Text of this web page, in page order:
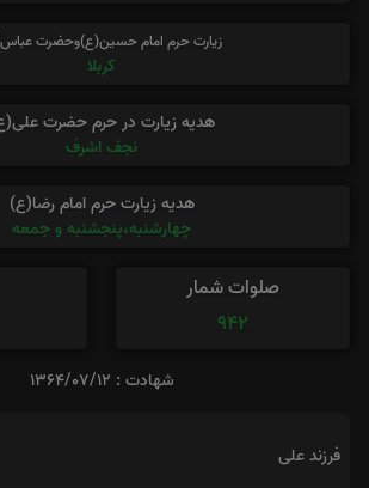
زیارت حرم امام حسین(ع)وحضرت
کربلا
هدیه زیارت در حرم حضرت
نجف اشرف
هدیه زیارت حرم امام رضا(ع)
چهارشنبه،پنجشنبه و جمعه
صلوات شمار
942
شهادت : 1364/07/12
فرزند علی